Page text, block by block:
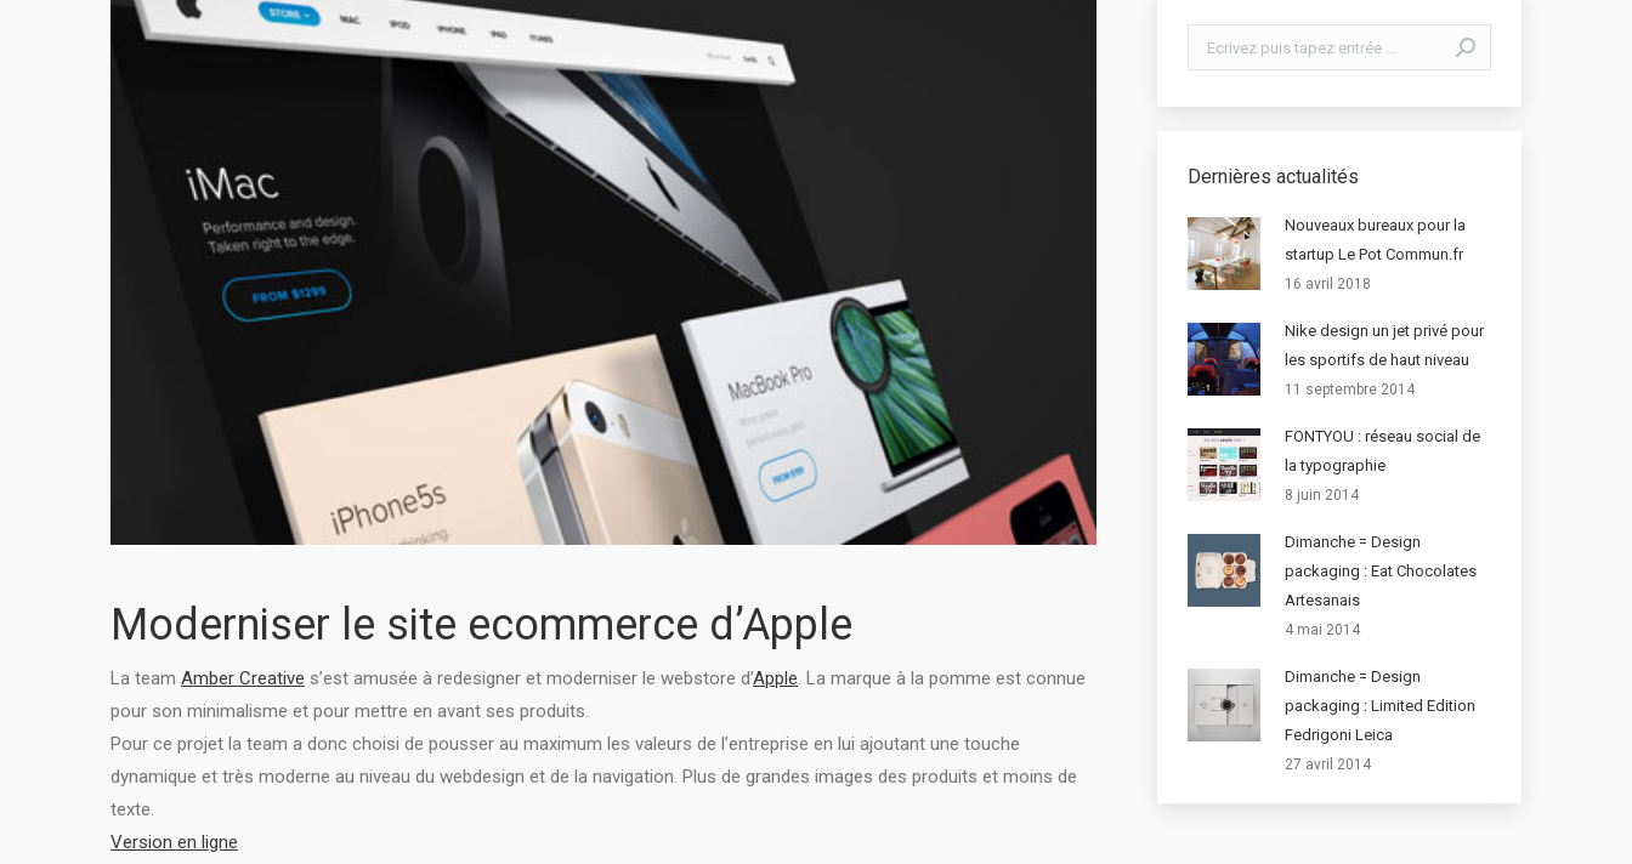
Moderniser le site ecommerce d’Apple
La team Amber Creative s’est amusée à redesigner et moderniser le webstore d’Apple. La marque à la pomme est connue
pour son minimalisme et pour mettre en avant ses produits.
Pour ce projet la team a donc choisi de pousser au maximum les valeurs de l’entreprise en lui ajoutant une touche
dynamique et très moderne au niveau du webdesign et de la navigation. Plus de grandes images des produits et moins de
texte.
Version en ligne
Dernières actualités
Nouveaux bureaux pour la
startup Le Pot Commun.fr
16 avril 2018
Nike design un jet privé pour
les sportifs de haut niveau
11 septembre 2014
FONTYOU : réseau social de
la typographie
8 juin 2014
Dimanche = Design
packaging : Eat Chocolates
Artesanais
4 mai 2014
Dimanche = Design
packaging : Limited Edition
Fedrigoni Leica
27 avril 2014